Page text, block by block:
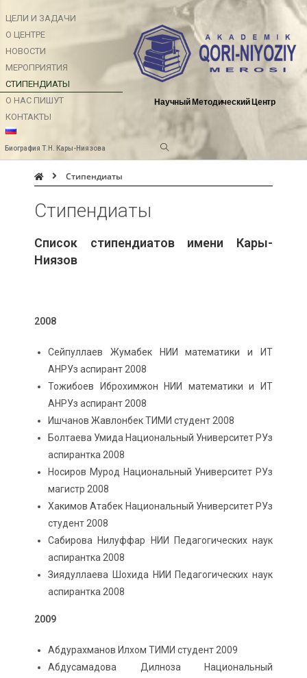
ЦЕЛИ И ЗАДАЧИ
О ЦЕНТРЕ
НОВОСТИ
МЕРОПРИЯТИЯ
СТИПЕНДИАТЫ
О НАС ПИШУТ
КОНТАКТЫ
Научный Методический Центр
Биография Т.Н. Кары-Ниязова
Стипендиаты
Стипендиаты
Список стипендиатов имени Кары-
Ниязов
2008
Сейпуллаев Жумабек НИИ математики и ИТ
АНРУз аспирант 2008
Тожибоев Иброхимжон НИИ математики и ИТ
АНРУз аспирант 2008
Ишчанов Жавлонбек ТИМИ студент 2008
Болтаева Умида Национальный Университет РУз
аспирантка 2008
Носиров Мурод Национальный Университет РУз
магистр 2008
Хакимов Атабек Национальный Университет РУз
студент 2008
Сабирова Нилуффар НИИ Педагогических наук
аспирантка 2008
Зиядуллаева Шохида НИИ Педагогических наук
аспирантка 2008
2009
Абдурахманов Илхом ТИМИ студент 2009
Абдусамадова Дилноза Национальный